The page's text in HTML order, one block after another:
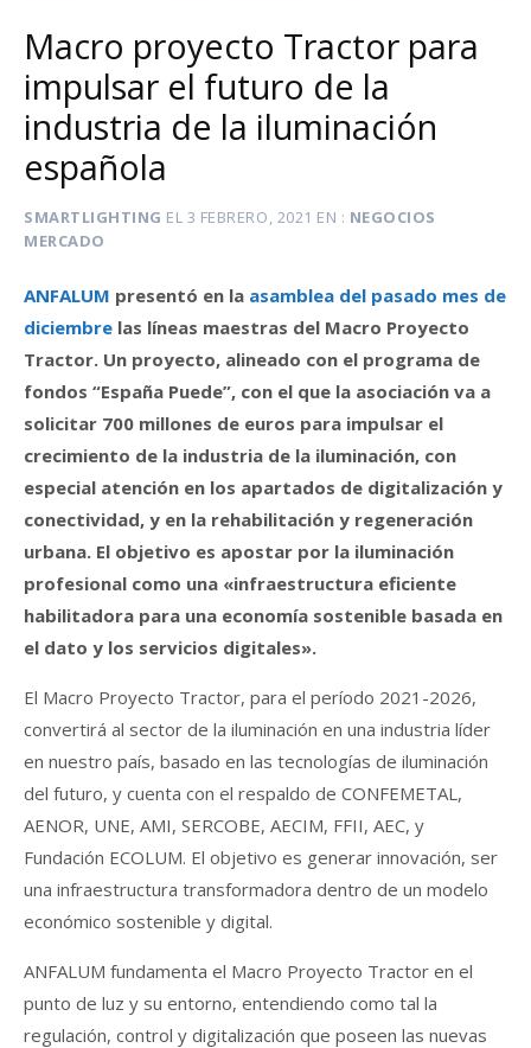
Macro proyecto Tractor para
impulsar el futuro de la
industria de la iluminación
española
SMARTLIGHTING EL 3 FEBRERO, 2021 EN
NEGOCIOS
MERCADO
ANFALUM presentó en la asamblea del pasado mes de
diciembre las líneas maestras del Macro Proyecto
Tractor. Un proyecto, alineado con el programa de
fondos “España Puede”, con el que la asociación va a
solicitar 700 millones de euros para impulsar el
crecimiento de la industria de la iluminación, con
especial atención en los apartados de digitalización y
conectividad, y en la rehabilitación y regeneración
urbana. El objetivo es apostar por la iluminación
profesional como una «infraestructura eficiente
habilitadora para una economía sostenible basada en
el dato y los servicios digitales».
El Macro Proyecto Tractor, para el período 2021-2026,
convertirá al sector de la iluminación en una industria líder
en nuestro país, basado en las tecnologías de iluminación
del futuro, y cuenta con el respaldo de CONFEMETAL,
AENOR, UNE, AMI, SERCOBE, AECIM, FFII, AEC, y
Fundación ECOLUM. El objetivo es generar innovación, ser
una infraestructura transformadora dentro de un modelo
económico sostenible y digital.
ANFALUM fundamenta el Macro Proyecto Tractor en el
punto de luz y su entorno, entendiendo como tal la
regulación, control y digitalización que poseen las nuevas